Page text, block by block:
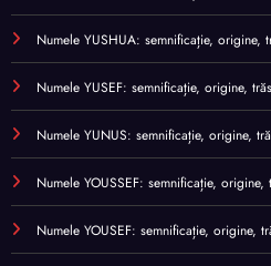
Numele YUSHUA: semnificație, origine,
Numele YUSEF: semnificație, origine,
Numele YUNUS: semnificație, origine,
Numele YOUSSEF: semnificație,
Numele YOUSEF: semnificație, origine,